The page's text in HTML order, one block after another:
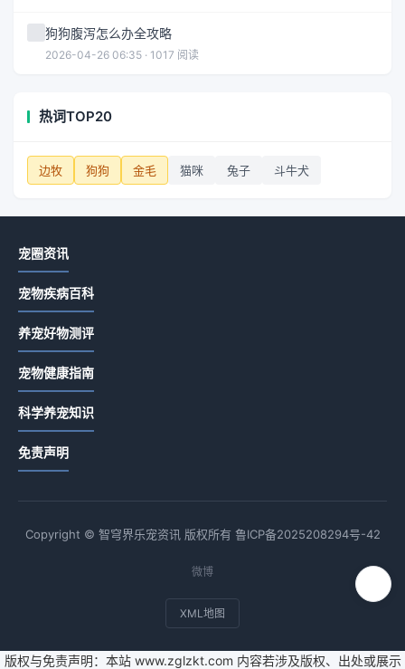
狗狗腹泻怎么办全攻略
2026-04-26 06:35 · 1017 阅读
热词TOP20
边牧 狗狗 金毛 猫咪 兔子 斗牛犬
宠圈资讯
宠物疾病百科
养宠好物测评
宠物健康指南
科学养宠知识
免责声明
Copyright © 智穹界乐宠资讯 版权所有 鲁ICP备2025208294号-42
微博
XML地图
版权与免责声明：本站 www.zglzkt.com 内容若涉及版权、出处或展示